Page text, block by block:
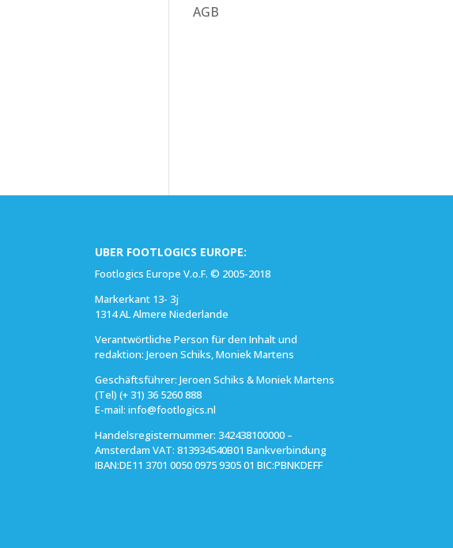
AGB
UBER FOOTLOGICS EUROPE:
Footlogics Europe V.o.F. © 2005-2018
Markerkant 13- 3j
1314 AL Almere Niederlande
Verantwörtliche Person für den Inhalt und
redaktion: Jeroen Schiks, Moniek Martens
Geschäftsführer: Jeroen Schiks & Moniek Martens
(Tel) (+ 31) 36 5260 888
E-mail: info@footlogics.nl
Handelsregisternummer: 342438100000 –
Amsterdam VAT: 813934540B01 Bankverbindung
IBAN:DE11 3701 0050 0975 9305 01 BIC:PBNKDEFF